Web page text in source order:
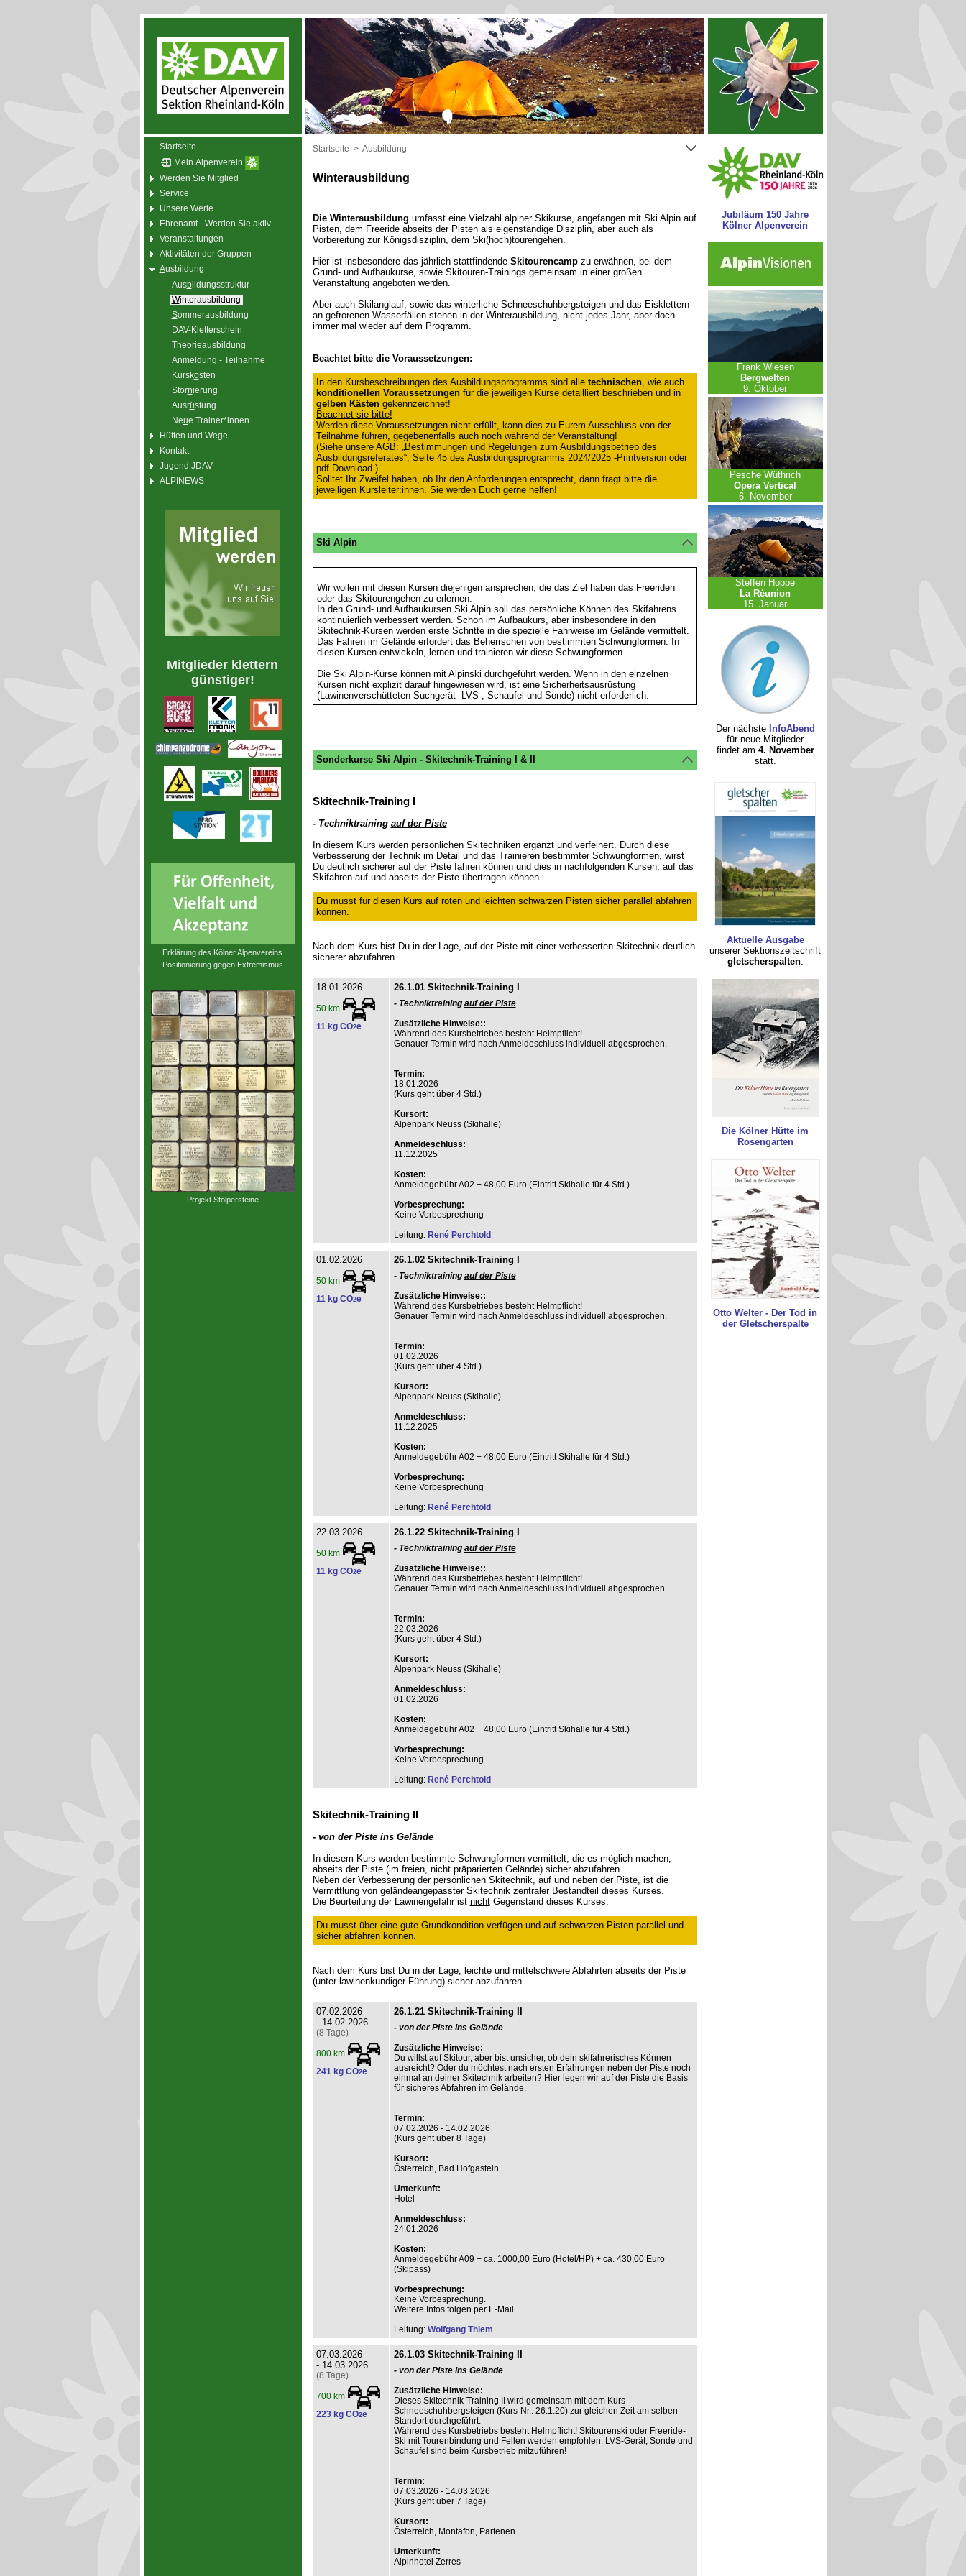
Startseite
Mein Alpenverein
Werden Sie Mitglied
Service
Unsere Werte
Ehrenamt - Werden Sie aktiv
Veranstaltungen
Aktivitäten der Gruppen
Ausbildung
Ausbildungsstruktur
Winterausbildung
Sommerausbildung
DAV-Kletterschein
Theorieausbildung
Anmeldung - Teilnahme
Kurskosten
Stornierung
Ausrüstung
Neue Trainer*innen
Hütten und Wege
Kontakt
Jugend JDAV
ALPINEWS
Mitglieder klettern
günstiger!
Erklärung des Kölner Alpenvereins
Positionierung gegen Extremismus
Projekt Stolpersteine
Startseite > Ausbildung
Winterausbildung
Die Winterausbildung umfasst eine Vielzahl alpiner Skikurse, angefangen mit Ski Alpin auf
Pisten, dem Freeride abseits der Pisten als eigenständige Disziplin, aber auch als
Vorbereitung zur Königsdisziplin, dem Ski(hoch)tourengehen.
Hier ist insbesondere das jährlich stattfindende Skitourencampzu erwähnen, bei dem
Grund- und Aufbaukurse, sowie Skitouren-Trainings gemeinsam in einer großen
Veranstaltung angeboten werden.
Aber auch Skilanglauf, sowie das winterliche Schneeschuhbergsteigen und das Eisklettern
an gefrorenen Wasserfällen stehen in der Winterausbildung, nicht jedes Jahr, aber doch
immer mal wieder auf dem Programm.
Beachtet bitte die Voraussetzungen:
In den Kursbeschreibungen des Ausbildungsprogramms sind alle technischen, wie auch
konditionellen Voraussetzungenfür die jeweiligen Kurse detailliert beschrieben und in
gelben Kästengekennzeichnet!
Beachtet sie bitte!
Werden diese Voraussetzungen nicht erfüllt, kann dies zu Eurem Ausschluss von der
Teilnahme führen, gegebenenfalls auch noch während der Veranstaltung!
(Siehe unsere AGB: „Bestimmungen und Regelungen zum Ausbildungsbetrieb des
Ausbildungsreferates“; Seite 45 des Ausbildungsprogramms 2024/2025 -Printversion oder
pdf-Download-)
Solltet Ihr Zweifel haben, ob Ihr den Anforderungen entsprecht, dann fragt bitte die
jeweiligen Kursleiter:innen. Sie werden Euch gerne helfen!
Ski Alpin
Wir wollen mit diesen Kursen diejenigen ansprechen, die das Ziel haben das Freeriden
oder das Skitourengehen zu erlernen.
In den Grund- und Aufbaukursen Ski Alpin soll das persönliche Können des Skifahrens
kontinuierlich verbessert werden. Schon im Aufbaukurs, aber insbesondere in den
Skitechnik-Kursen werden erste Schritte in die spezielle Fahrweise im Gelände vermittelt.
Das Fahren im Gelände erfordert das Beherrschen von bestimmten Schwungformen. In
diesen Kursen entwickeln, lernen und trainieren wir diese Schwungformen.
Die Ski Alpin-Kurse können mit Alpinski durchgeführt werden. Wenn in den einzelnen
Kursen nicht explizit darauf hingewiesen wird, ist eine Sicherheitsausrüstung
(Lawinenverschütteten-Suchgerät -LVS-, Schaufel und Sonde) nicht erforderlich.
Sonderkurse Ski Alpin - Skitechnik-Training I & II
Skitechnik-Training I
- Techniktraining auf der Piste
In diesem Kurs werden persönlichen Skitechniken ergänzt und verfeinert. Durch diese
Verbesserung der Technik im Detail und das Trainieren bestimmter Schwungformen, wirst
Du deutlich sicherer auf der Piste fahren können und dies in nachfolgenden Kursen, auf das
Skifahren auf und abseits der Piste übertragen können.
Du musst für diesen Kurs auf roten und leichten schwarzen Pisten sicher parallel abfahren
können.
Nach dem Kurs bist Du in der Lage, auf der Piste mit einer verbesserten Skitechnik deutlich
sicherer abzufahren.
18.01.2026
50 km
11 kg CO2e
26.1.01 Skitechnik-Training I
- Techniktraining auf der Piste
Zusätzliche Hinweise::
Während des Kursbetriebes besteht Helmpflicht!
Genauer Termin wird nach Anmeldeschluss individuell abgesprochen.
Termin:
18.01.2026
(Kurs geht über 4 Std.)
Kursort:
Alpenpark Neuss (Skihalle)
Anmeldeschluss:
11.12.2025
Kosten:
Anmeldegebühr A02 + 48,00 Euro (Eintritt Skihalle für 4 Std.)
Vorbesprechung:
Keine Vorbesprechung
Leitung: René Perchtold
01.02.2026
50 km
11 kg CO2e
26.1.02 Skitechnik-Training I
- Techniktraining auf der Piste
Zusätzliche Hinweise::
Während des Kursbetriebes besteht Helmpflicht!
Genauer Termin wird nach Anmeldeschluss individuell abgesprochen.
Termin:
01.02.2026
(Kurs geht über 4 Std.)
Kursort:
Alpenpark Neuss (Skihalle)
Anmeldeschluss:
11.12.2025
Kosten:
Anmeldegebühr A02 + 48,00 Euro (Eintritt Skihalle für 4 Std.)
Vorbesprechung:
Keine Vorbesprechung
Leitung: René Perchtold
22.03.2026
50 km
11 kg CO2e
26.1.22 Skitechnik-Training I
- Techniktraining auf der Piste
Zusätzliche Hinweise::
Während des Kursbetriebes besteht Helmpflicht!
Genauer Termin wird nach Anmeldeschluss individuell abgesprochen.
Termin:
22.03.2026
(Kurs geht über 4 Std.)
Kursort:
Alpenpark Neuss (Skihalle)
Anmeldeschluss:
01.02.2026
Kosten:
Anmeldegebühr A02 + 48,00 Euro (Eintritt Skihalle für 4 Std.)
Vorbesprechung:
Keine Vorbesprechung
Leitung: René Perchtold
Skitechnik-Training II
- von der Piste ins Gelände
In diesem Kurs werden bestimmte Schwungformen vermittelt, die es möglich machen,
abseits der Piste (im freien, nicht präparierten Gelände) sicher abzufahren.
Neben der Verbesserung der persönlichen Skitechnik, auf und neben der Piste, ist die
Vermittlung von geländeangepasster Skitechnik zentraler Bestandteil dieses Kurses.
Die Beurteilung der Lawinengefahr ist nichtGegenstand dieses Kurses.
Du musst über eine gute Grundkondition verfügen und auf schwarzen Pisten parallel und
sicher abfahren können.
Nach dem Kurs bist Du in der Lage, leichte und mittelschwere Abfahrten abseits der Piste
(unter lawinenkundiger Führung) sicher abzufahren.
07.02.2026
- 14.02.2026
(8 Tage)
800 km
241 kg CO2e
26.1.21 Skitechnik-Training II
- von der Piste ins Gelände
Zusätzliche Hinweise:
Du willst auf Skitour, aber bist unsicher, ob dein skifahrerisches Können
ausreicht? Oder du möchtest nach ersten Erfahrungen neben der Piste noch
einmal an deiner Skitechnik arbeiten? Hier legen wir auf der Piste die Basis
für sicheres Abfahren im Gelände.
Termin:
07.02.2026 - 14.02.2026
(Kurs geht über 8 Tage)
Kursort:
Österreich, Bad Hofgastein
Unterkunft:
Hotel
Anmeldeschluss:
24.01.2026
Kosten:
Anmeldegebühr A09 + ca. 1000,00 Euro (Hotel/HP) + ca. 430,00 Euro
(Skipass)
Vorbesprechung:
Keine Vorbesprechung.
Weitere Infos folgen per E-Mail.
Leitung: Wolfgang Thiem
07.03.2026
- 14.03.2026
(8 Tage)
700 km
223 kg CO2e
26.1.03 Skitechnik-Training II
- von der Piste ins Gelände
Zusätzliche Hinweise:
Dieses Skitechnik-Training II wird gemeinsam mit dem Kurs
Schneeschuhbergsteigen (Kurs-Nr.: 26.1.20) zur gleichen Zeit am selben
Standort durchgeführt.
Während des Kursbetriebs besteht Helmpflicht! Skitourenski oder Freeride-
Ski mit Tourenbindung und Fellen werden empfohlen. LVS-Gerät, Sonde und
Schaufel sind beim Kursbetrieb mitzuführen!
Termin:
07.03.2026 - 14.03.2026
(Kurs geht über 7 Tage)
Kursort:
Österreich, Montafon, Partenen
Unterkunft:
Alpinhotel Zerres
Jubiläum 150 Jahre
Kölner Alpenverein
Frank Wiesen
Bergwelten
9. Oktober
Pesche Wüthrich
Opera Vertical
6. November
Steffen Hoppe
La Réunion
15. Januar
Der nächste InfoAbend
für neue Mitglieder
findet am 4. November
statt.
Aktuelle Ausgabe
unserer Sektionszeitschrift
gletscherspalten.
Die Kölner Hütte im
Rosengarten
Otto Welter - Der Tod in
der Gletscherspalte